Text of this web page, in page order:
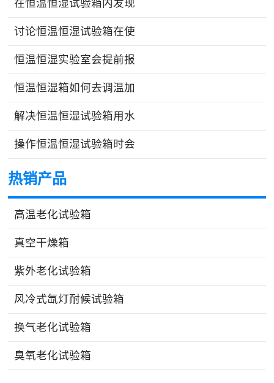
在恒温恒湿试验箱内发现
讨论恒温恒湿试验箱在使
恒温恒湿实验室会提前报
恒温恒湿箱如何去调温加
解决恒温恒湿试验箱用水
操作恒温恒湿试验箱时会
热销产品
高温老化试验箱
真空干燥箱
紫外老化试验箱
风冷式氙灯耐候试验箱
换气老化试验箱
臭氧老化试验箱